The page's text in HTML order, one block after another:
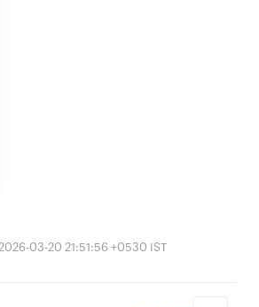
03-20 21:51:56 +0530 IST